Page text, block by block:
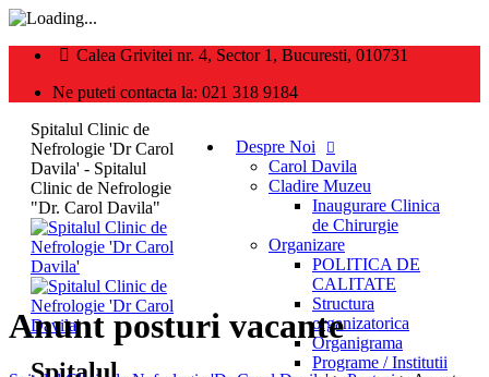
Calea Grivitei nr. 4, Sector 1, Bucuresti, 010731
Ne puteti contacta la: 021 318 9184
Spitalul Clinic de
Nefrologie 'Dr Carol
Davila' - Spitalul
Clinic de Nefrologie
"Dr. Carol Davila"
Despre Noi
Carol Davila
Cladire Muzeu
Inaugurare Clinica
de Chirurgie
Organizare
POLITICA DE
CALITATE
Structura
organizatorica
Organigrama
Programe / Institutii
Anunt posturi vacante